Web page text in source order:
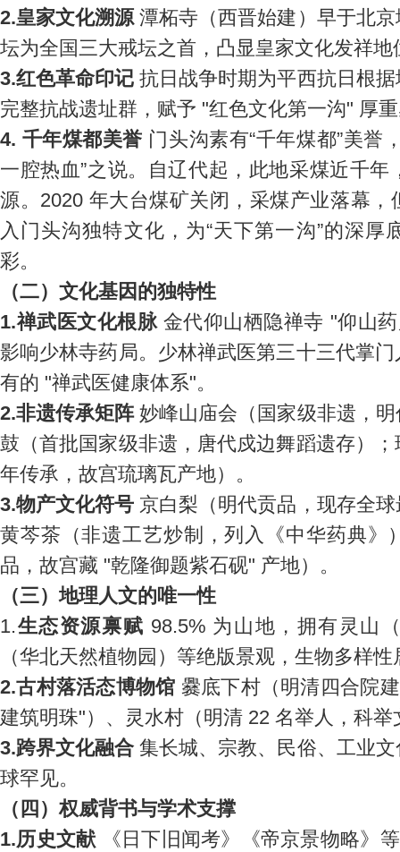
2.皇家文化溯源潭柘寺（西晋始建）早于北
坛为全国三大戒坛之首，凸显皇家文化发祥地
3.红色革命印记 抗日战争时期为平西抗日根
完整抗战遗址群，赋予 "红色文化第一沟" 厚
4. 千年煤都美誉 门头沟素有“千年煤都”美誉
一腔热血”之说。自辽代起，此地采煤近千
源。2020 年大台煤矿关闭，采煤产业落幕
入门头沟独特文化，为“天下第一沟”的深厚
彩。
（二）文化基因的独特性
1.禅武医文化根脉金代仰山栖隐禅寺 "仰山
影响少林寺药局。少林禅武医第三十三代掌
有的 "禅武医健康体系"。
2.非遗传承矩阵妙峰山庙会（国家级非遗，
鼓（首批国家级非遗，唐代戍边舞蹈遗存）
年传承，故宫琉璃瓦产地）。
3.物产文化符号 京白梨（明代贡品，现存全
黄芩茶（非遗工艺炒制，列入《中华药典》
品，故宫藏 "乾隆御题紫石砚" 产地）。
（三）地理人文的唯一性
1.生态资源禀赋 98.5% 为山地，拥有灵山
（华北天然植物园）等绝版景观，生物多样
2.古村落活态博物馆 爨底下村（明清四合院
建筑明珠"）、灵水村（明清 22 名举人，科举
3.跨界文化融合集长城、宗教、民俗、工业
球罕见。
（四）权威背书与学术支撑
1.历史文献
《日下旧闻考》《帝京景物略》